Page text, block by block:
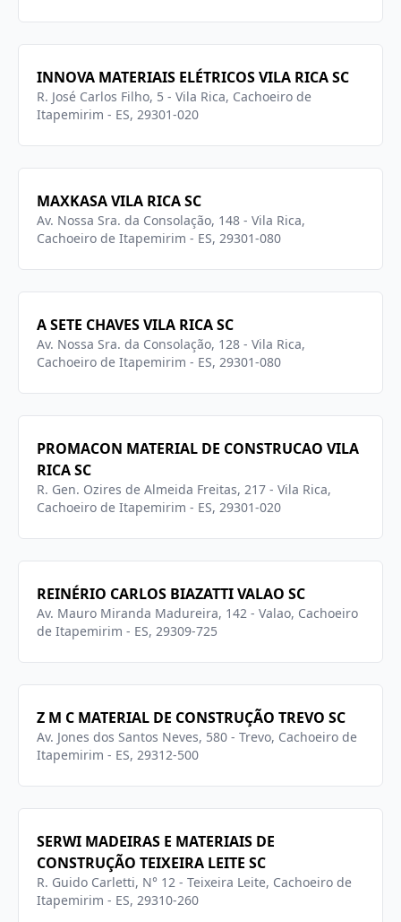
INNOVA MATERIAIS ELÉTRICOS VILA RICA SC
R. José Carlos Filho, 5 - Vila Rica, Cachoeiro de
Itapemirim - ES, 29301-020
MAXKASA VILA RICA SC
Av. Nossa Sra. da Consolação, 148 - Vila Rica,
Cachoeiro de Itapemirim - ES, 29301-080
A SETE CHAVES VILA RICA SC
Av. Nossa Sra. da Consolação, 128 - Vila Rica,
Cachoeiro de Itapemirim - ES, 29301-080
PROMACON MATERIAL DE CONSTRUCAO VILA
RICA SC
R. Gen. Ozires de Almeida Freitas, 217 - Vila Rica,
Cachoeiro de Itapemirim - ES, 29301-020
REINÉRIO CARLOS BIAZATTI VALAO SC
Av. Mauro Miranda Madureira, 142 - Valao, Cachoeiro
de Itapemirim - ES, 29309-725
Z M C MATERIAL DE CONSTRUÇÃO TREVO SC
Av. Jones dos Santos Neves, 580 - Trevo, Cachoeiro de
Itapemirim - ES, 29312-500
SERWI MADEIRAS E MATERIAIS DE
CONSTRUÇÃO TEIXEIRA LEITE SC
R. Guido Carletti, N° 12 - Teixeira Leite, Cachoeiro de
Itapemirim - ES, 29310-260